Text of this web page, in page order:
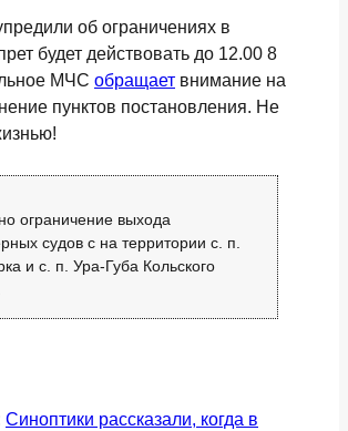
об ограничениях в
будет действовать до 12.00 8
МЧС обращает внимание на
пунктов постановления. Не
ограничение выхода
судов с на территории с. п.
и с. п. Ура-Губа Кольского
Синоптики рассказали, когда в